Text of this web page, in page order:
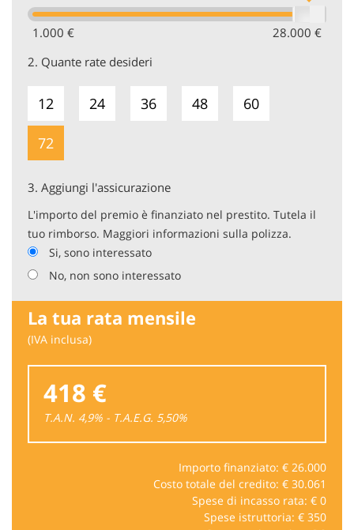
1.000 € 28.000 €
2. Quante rate desideri
12 24 36 48 60
72
3. Aggiungi l'assicurazione
L'importo del premio è finanziato nel prestito. Tutela il
tuo rimborso. Maggiori informazioni sulla polizza.
Si, sono interessato
No, non sono interessato
La tua rata mensile
(IVA inclusa)
418 €
T.A.N. 4,9% - T.A.E.G. 5,50%
Importo finanziato: € 26.000
Costo totale del credito: € 30.061
Spese di incasso rata: € 0
Spese istruttoria: € 350